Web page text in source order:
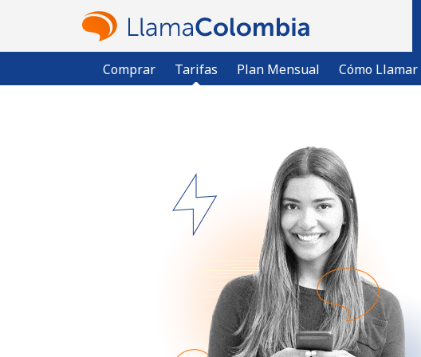
Comprar Tarifas Plan Mensual Cómo Llamar